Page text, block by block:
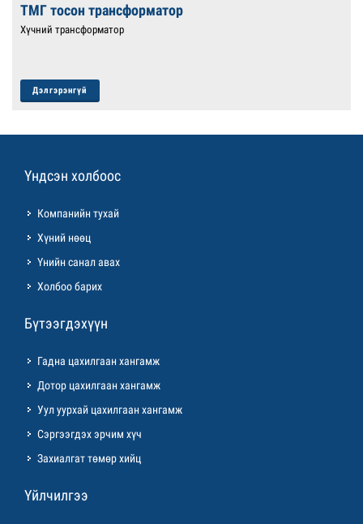
ТМГ тосон трансформатор
Хүчний трансформатор
Дэлгэрэнгүй
Үндсэн холбоос
Компанийн тухай
Хүний нөөц
Үнийн санал авах
Холбоо барих
Бүтээгдэхүүн
Гадна цахилгаан хангамж
Дотор цахилгаан хангамж
Уул уурхай цахилгаан хангамж
Сэргээгдэх эрчим хүч
Захиалгат төмөр хийц
Үйлчилгээ